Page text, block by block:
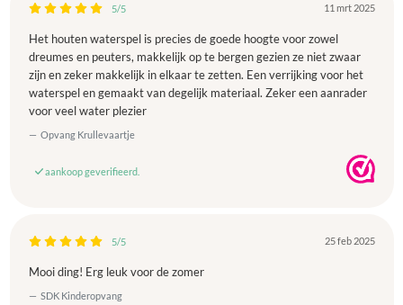
5/5 11 mrt 2025
Het houten waterspel is precies de goede hoogte voor zowel
dreumes en peuters, makkelijk op te bergen gezien ze niet zwaar
zijn en zeker makkelijk in elkaar te zetten. Een verrijking voor het
waterspel en gemaakt van degelijk materiaal. Zeker een aanrader
voor veel water plezier
Opvang Krullevaartje
aankoop geverifieerd.
5/5 25 feb 2025
Mooi ding! Erg leuk voor de zomer
SDK Kinderopvang